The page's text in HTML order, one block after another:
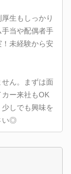
生もしっかり
当や配偶者手
未経験から安
ん。まずは面
ー来社もOK
しでも興味を
い◎